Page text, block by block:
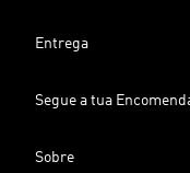
Entrega
Segue a tua
Sobre